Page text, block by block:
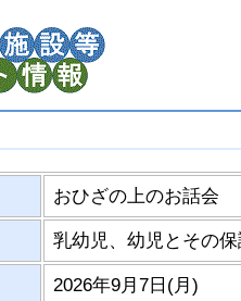
おひざの上のお話会
乳幼児、幼児とその
2026年9月7日(月)